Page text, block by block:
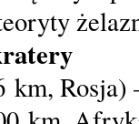
km, Rosja)